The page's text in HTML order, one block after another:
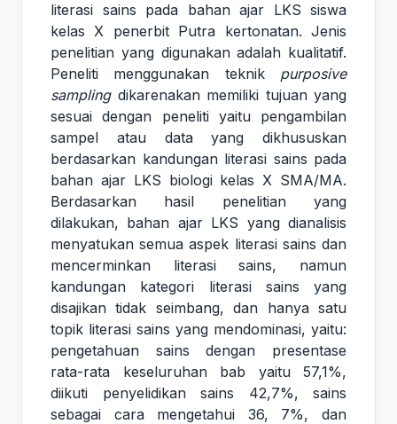
literasi sains pada bahan ajar LKS siswa
kelas X penerbit Putra kertonatan. Jenis
penelitian yang digunakan adalah kualitatif.
Peneliti menggunakan teknik purposive
sampling dikarenakan memiliki tujuan yang
sesuai dengan peneliti yaitu pengambilan
sampel atau data yang dikhususkan
berdasarkan kandungan literasi sains pada
bahan ajar LKS biologi kelas X SMA/MA.
Berdasarkan hasil penelitian yang
dilakukan, bahan ajar LKS yang dianalisis
menyatukan semua aspek literasi sains dan
mencerminkan literasi sains, namun
kandungan kategori literasi sains yang
disajikan tidak seimbang, dan hanya satu
topik literasi sains yang mendominasi, yaitu:
pengetahuan sains dengan presentase
rata-rata keseluruhan bab yaitu 57,1%,
diikuti penyelidikan sains 42,7%, sains
sebagai cara mengetahui 36, 7%, dan